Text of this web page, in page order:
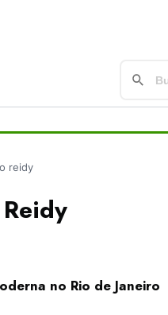
reidy
no Rio de Janeiro